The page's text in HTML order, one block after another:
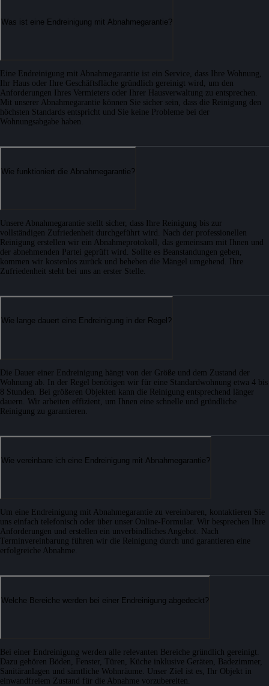
Was ist eine Endreinigung mit Abnahmegarantie?
Eine Endreinigung mit Abnahmegarantie ist ein Service, dass Ihre Wohnung,
Ihr Haus oder Ihre Geschäftsfläche gründlich gereinigt wird, um den
Anforderungen Ihres Vermieters oder Ihrer Hausverwaltung zu entsprechen.
Mit unserer Abnahmegarantie können Sie sicher sein, dass die Reinigung den
höchsten Standards entspricht und Sie keine Probleme bei der
Wohnungsabgabe haben.
Wie funktioniert die Abnahmegarantie?
Unsere Abnahmegarantie stellt sicher, dass Ihre Reinigung bis zur
vollständigen Zufriedenheit durchgeführt wird. Nach der professionellen
Reinigung erstellen wir ein Abnahmeprotokoll, das gemeinsam mit Ihnen und
der abnehmenden Partei geprüft wird. Sollte es Beanstandungen geben,
kommen wir kostenlos zurück und beheben die Mängel umgehend. Ihre
Zufriedenheit steht bei uns an erster Stelle.
Wie lange dauert eine Endreinigung in der Regel?
Die Dauer einer Endreinigung hängt von der Größe und dem Zustand der
Wohnung ab. In der Regel benötigen wir für eine Standardwohnung etwa 4 bis
8 Stunden. Bei größeren Objekten kann die Reinigung entsprechend länger
dauern. Wir arbeiten effizient, um Ihnen eine schnelle und gründliche
Reinigung zu garantieren.
Wie vereinbare ich eine Endreinigung mit Abnahmegarantie?
Um eine Endreinigung mit Abnahmegarantie zu vereinbaren, kontaktieren Sie
uns einfach telefonisch oder über unser Online-Formular. Wir besprechen Ihre
Anforderungen und erstellen ein unverbindliches Angebot. Nach
Terminvereinbarung führen wir die Reinigung durch und garantieren eine
erfolgreiche Abnahme.
Welche Bereiche werden bei einer Endreinigung abgedeckt?
Bei einer Endreinigung werden alle relevanten Bereiche gründlich gereinigt.
Dazu gehören Böden, Fenster, Türen, Küche inklusive Geräten, Badezimmer,
Sanitäranlagen und sämtliche Wohnräume. Unser Ziel ist es, Ihr Objekt in
einwandfreiem Zustand für die Abnahme vorzubereiten.